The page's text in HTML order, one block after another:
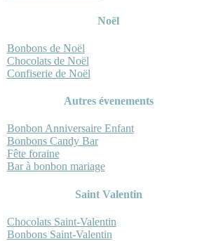
Noël
Bonbons de Noël
Chocolats de Noël
Confiserie de Noël
Autres évenements
Bonbon Anniversaire Enfant
Bonbons Candy Bar
Fête foraine
Bar à bonbon mariage
Saint Valentin
Chocolats Saint-Valentin
Bonbons Saint-Valentin